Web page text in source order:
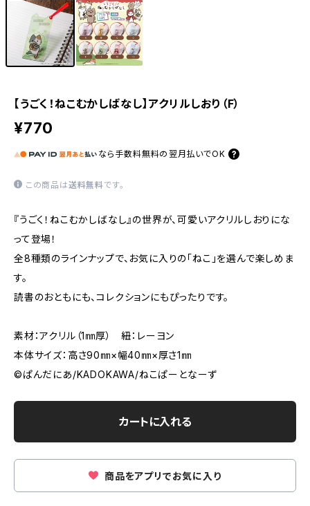
【うごく！ねこむかしばなし】アクリルしおり（F）
¥770
なら 手数料無料の 翌月払いでOK
この商品は送料無料です。
『うごく！ねこむかしばなし』の世界が、可愛いアクリルしおりにな
って登場！
全8種類のラインナップで、お気に入りの「ねこ」を選んで楽しめま
す。
読書のおともにも、コレクションにもぴったりです。
素材：アクリル（1㎜厚） 紐：レーヨン
本体サイズ：高さ90㎜×幅40㎜×厚さ1㎜
©ぱんだにあ/KADOKAWA/ねこぱーとなーず
カートに入れる
商品をアプリでお気に入り